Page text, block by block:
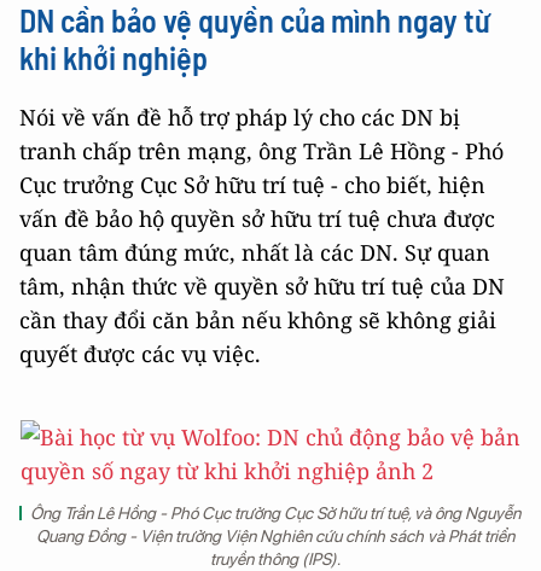
DN cần bảo vệ quyền của mình ngay từ
khi khởi nghiệp
Nói về vấn đề hỗ trợ pháp lý cho các DN bị
tranh chấp trên mạng, ông Trần Lê Hồng - Phó
Cục trưởng Cục Sở hữu trí tuệ - cho biết, hiện
vấn đề bảo hộ quyền sở hữu trí tuệ chưa được
quan tâm đúng mức, nhất là các DN. Sự quan
tâm, nhận thức về quyền sở hữu trí tuệ của DN
cần thay đổi căn bản nếu không sẽ không giải
quyết được các vụ việc.
Ông Trần Lê Hồng - Phó Cục trưởng Cục Sở hữu trí tuệ, và ông Nguyễn
Quang Đồng - Viện trưởng Viện Nghiên cứu chính sách và Phát triển
truyền thông (IPS).